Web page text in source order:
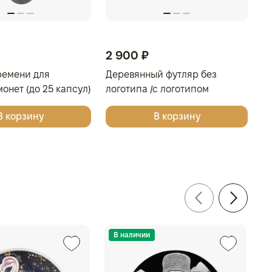
для
(до 25 капсул)
корзину
2 900 ₽
Деревянный футляр без
логотипа /с логотипом
Золотая Плата/Сеятель/
Георгий Победоносец для
В корзину
В наличии